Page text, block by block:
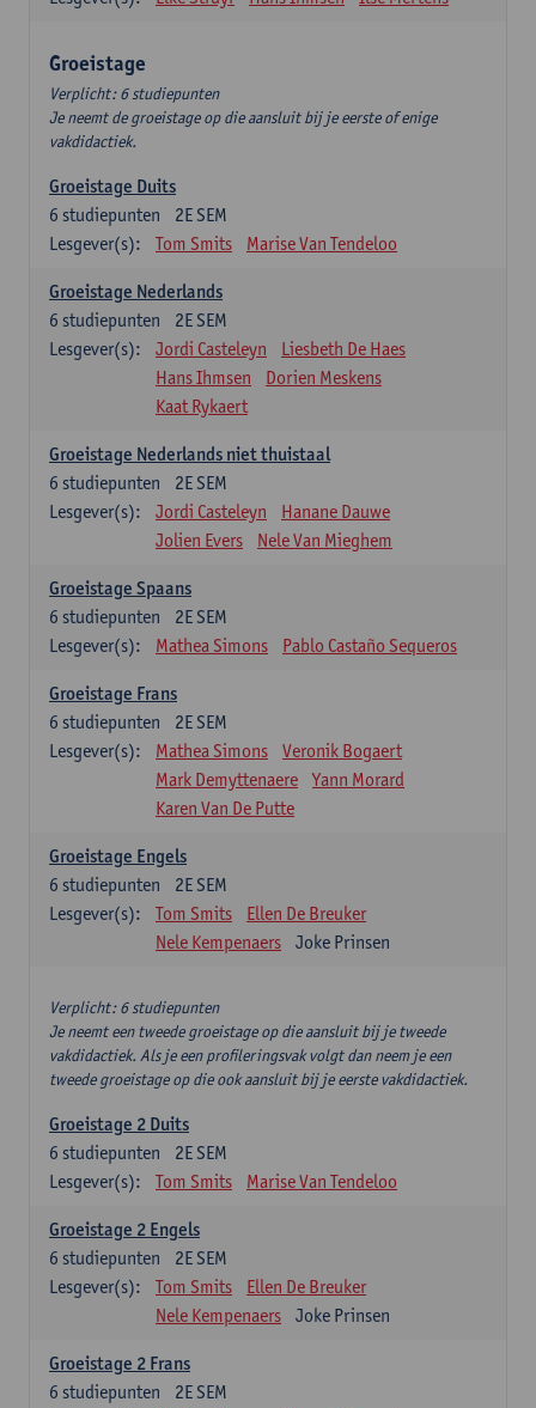
Groeistage
Verplicht: 6 studiepunten
Je neemt de groeistage op die aansluit bij je eerste of enige
vakdidactiek.
Groeistage Duits
2E SEM
6 studiepunten
Lesgever(s):
Tom Smits Marise Van Tendeloo
Groeistage Nederlands
2E SEM
6 studiepunten
Lesgever(s):
Jordi Casteleyn
Liesbeth De Haes
Hans Ihmsen
Dorien Meskens
Kaat Rykaert
Groeistage Nederlands niet thuistaal
2E SEM
6 studiepunten
Lesgever(s):
Jordi Casteleyn
Hanane Dauwe
Jolien Evers
Nele Van Mieghem
Groeistage Spaans
2E SEM
6 studiepunten
Lesgever(s):
Mathea Simons Pablo Castaño Sequeros
Groeistage Frans
2E SEM
6 studiepunten
Lesgever(s):
Mathea Simons
Veronik Bogaert
Mark Demyttenaere
Yann Morard
Karen Van De Putte
Groeistage Engels
2E SEM
6 studiepunten
Lesgever(s):
Tom Smits
Ellen De Breuker
Nele Kempenaers
Joke Prinsen
Verplicht: 6 studiepunten
Je neemt een tweede groeistage op die aansluit bij je tweede
vakdidactiek. Als je een profileringsvak volgt dan neem je een
tweede groeistage op die ook aansluit bij je eerste vakdidactiek.
Groeistage 2 Duits
2E SEM
6 studiepunten
Lesgever(s):
Tom Smits Marise Van Tendeloo
Groeistage 2 Engels
2E SEM
6 studiepunten
Lesgever(s):
Tom Smits
Ellen De Breuker
Nele Kempenaers
Joke Prinsen
Groeistage 2 Frans
2E SEM
6 studiepunten